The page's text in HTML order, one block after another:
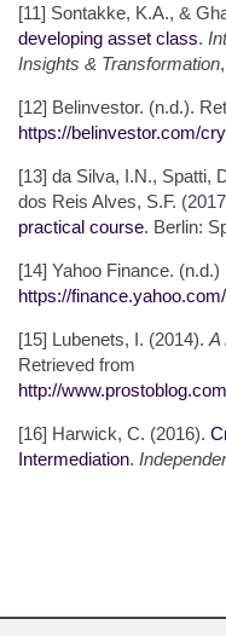
[11] Sontakke, K.A., &
developing asset class.
Insights & Transformation
[12] Belinvestor. (n.d.).
https://belinvestor.com/
[13] da Silva, I.N., Spatti,
dos Reis Alves, S.F.
practical course. Berlin:
[14] Yahoo Finance.
https://
[15] Lubenets, I. (2014). A
Retrieved from
http://
[16] Harwick, C. (2016).
Intermediation.